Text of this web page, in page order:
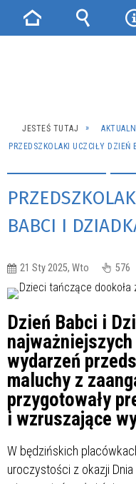
JESTEŚ TUTAJ
PRZEDSZKOLAKI UCZCIŁY DZIEŃ
BABCI I
21 Sty 2025, Wto 576
Dzień Babci i
wydarzeń
maluchy z
przygotowały
i wzruszające
W będzińskich
uroczystości z okazji
Strona